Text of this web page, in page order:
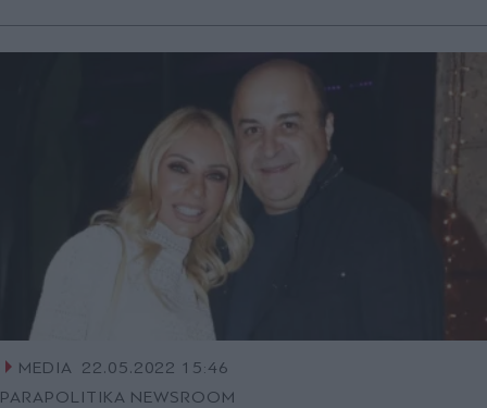
MEDIA 22.05.2022 15:46
PARAPOLITIKA NEWSROOM